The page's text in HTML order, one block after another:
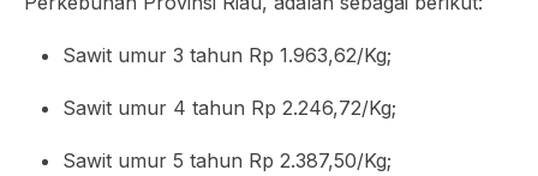
Sawit umur 3 tahun Rp 1.963,62/Kg;
Sawit umur 4 tahun Rp 2.246,72/Kg;
Sawit umur 5 tahun Rp 2.387,50/Kg;